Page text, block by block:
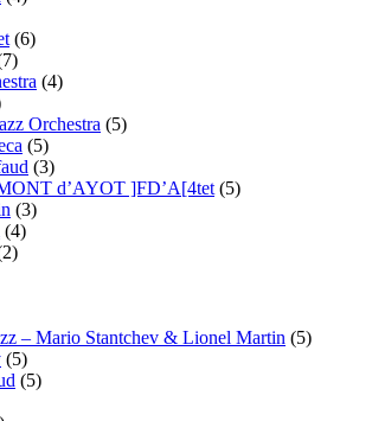
(6)
(4)
Orchestra (5)
(5)
(3)
d’AYOT ]FD’A[4tet (5)
(3)
(4)
– Mario Stantchev & Lionel Martin (5)
(5)
(5)